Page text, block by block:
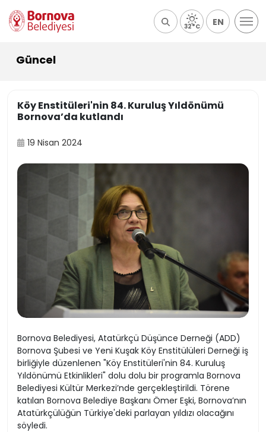
32°C EN
Güncel
Köy Enstitüleri'nin 84. Kuruluş Yıldönümü
Bornova’da kutlandı
19 Nisan 2024
Bornova Belediyesi, Atatürkçü Düşünce Derneği (ADD)
Bornova Şubesi ve Yeni Kuşak Köy Enstitülüleri Derneği iş
birliğiyle düzenlenen "Köy Enstitüleri'nin 84. Kuruluş
Yıldönümü Etkinlikleri" dolu dolu bir programla Bornova
Belediyesi Kültür Merkezi’nde gerçekleştirildi. Törene
katılan Bornova Belediye Başkanı Ömer Eşki, Bornova’nın
Atatürkçülüğün Türkiye'deki parlayan yıldızı olacağını
söyledi.